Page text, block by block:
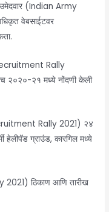
उमेदवार (Indian Army
वेबसाईटवर
Rally
२०२०-२१ मध्ये नोंदणी केली
Rally 2021) २४
हेलीपॅड ग्राउंड, कारगिल मध्ये
ठिकाण आणि तारीख